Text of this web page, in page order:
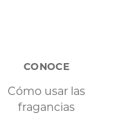
CONOCE
Cómo usar las
fragancias